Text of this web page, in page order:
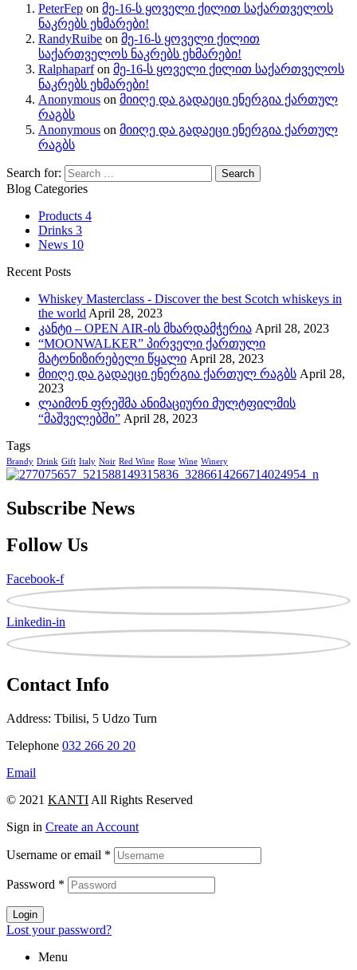
PeterFep on მე-16-ს ყოველი ქილით საქართველოს
ნაკრებს ეხმარები!
RandyRuibe on მე-16-ს ყოველი ქილით
საქართველოს ნაკრებს ეხმარები!
Ralphaparfon მე-16-ს ყოველი ქილით საქართველოს
ნაკრებს ეხმარები!
Anonymous on მიიღე და გადაეცი ენერგია ქართულ
რაგბს
Anonymous on მიიღე და გადაეცი ენერგია ქართულ
რაგბს
Search for:
Blog Categories
Products 4
Drinks 3
News 10
Recent Posts
Whiskey Masterclass - Discover the best Scotch whiskeys in
the world April 28, 2023
კანტი – OPEN AIR-ის მხარდამჭერია April 28, 2023
“MOONWALKER” პირველი ქართული
მატონიზირებელი წყალი April 28, 2023
მიიღე და გადაეცი ენერგია ქართულ რაგბს April 28,
2023
ლაიმონ ფრეშმა ანიმაციური მულტფილმის
“მაშველებში” April 28, 2023
Tags
Brandy Drink Gift Italy Noir Red Wine Rose Wine Winery
Subscribe News
Follow Us
Facebook-f
Linkedin-in
Contact Info
Address: Tbilisi, 5 Udzo Turn
Telephone 032 266 20 20
Email
© 2021 KANTI All Rights Reserved
Sign in Create an Account
Username or email *
Password *
Login
Lost your password?
Menu